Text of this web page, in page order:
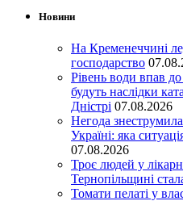
Новини
На Кременеччині
господарство
Рівень води впав
будуть наслідки
Дністрі 07.08.2026
Негода
Україні: яка
07.08.2026
Троє людей у
Тернопільщині
Томати пелаті у